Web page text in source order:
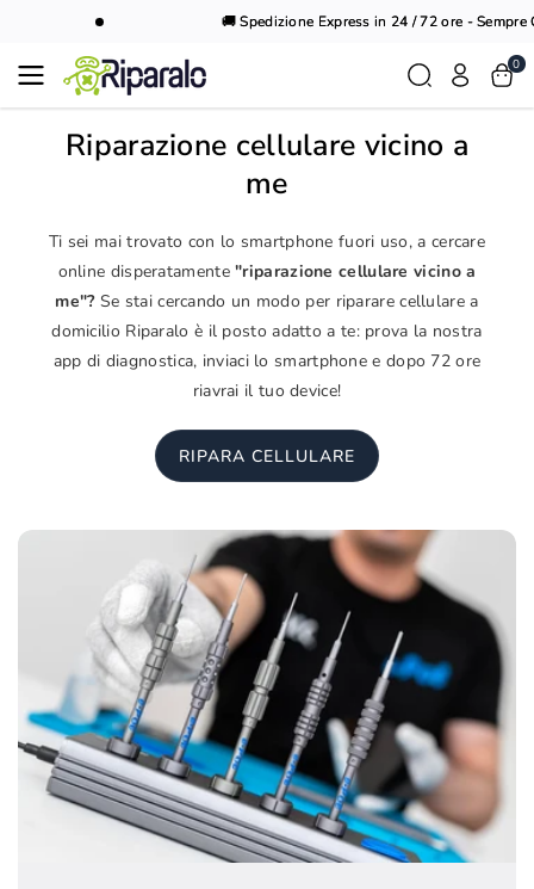
🚚 Spedizione Express in 24 / 72 ore - Sempre
0
Riparazione cellulare vicino a
me
Ti sei mai trovato con lo smartphone fuori uso, a cercare
online disperatamente"riparazione cellulare vicino a
me"?Se stai cercando un modo per riparare cellulare a
domicilio Riparalo è il posto adatto a te: prova la nostra
app di diagnostica, inviaci lo smartphone e dopo 72 ore
riavrai il tuo device!
RIPARA CELLULARE